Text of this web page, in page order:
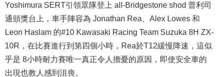
Yoshimura SERT引領眾隊登上 all-Bridgestone shod 普利司
通頒獎台上，車手陣容為 Jonathan Rea、Alex Lowes 和
Leon Haslam 的#10 Kawasaki Racing Team Suzuka 8H ZX-
10R，在比賽進行到第四個小時，Rea於T12緩慢降速，這似
乎是 8小時耐力賽唯一真正令人擔憂的原因，即使安全車的
出現也教人感到沮喪。